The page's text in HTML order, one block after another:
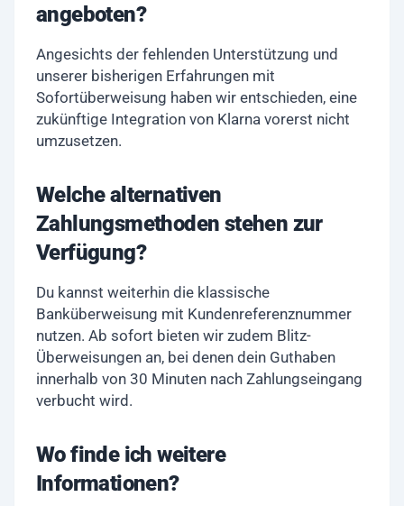
angeboten?
Angesichts der fehlenden Unterstützung und
unserer bisherigen Erfahrungen mit
Sofortüberweisung haben wir entschieden, eine
zukünftige Integration von Klarna vorerst nicht
umzusetzen.
Welche alternativen
Zahlungsmethoden stehen zur
Verfügung?
Du kannst weiterhin die klassische
Banküberweisung mit Kundenreferenznummer
nutzen. Ab sofort bieten wir zudem Blitz-
Überweisungen an, bei denen dein Guthaben
innerhalb von 30 Minuten nach Zahlungseingang
verbucht wird.
Wo finde ich weitere
Informationen?